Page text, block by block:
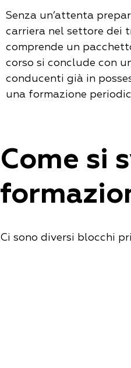
Senza un’attenta
carriera nel settore dei
comprende un
corso si conclude con
conducenti già in
una formazione
Come si
Ci sono diversi blocchi